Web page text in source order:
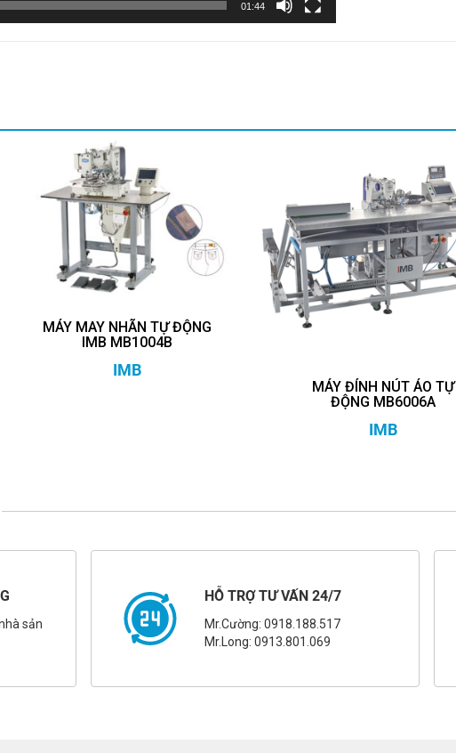
01:44
MÁY MAY NHÃN TỰ ĐỘNG
IMB MB1004B
IMB
MÁY ĐÍNH NÚT ÁO TỰ
ĐỘNG MB6006A
IMB
sản
HỖ TRỢ TƯ VẤN 24/7
Mr.Cường: 0918.188.517
Mr.Long: 0913.801.069